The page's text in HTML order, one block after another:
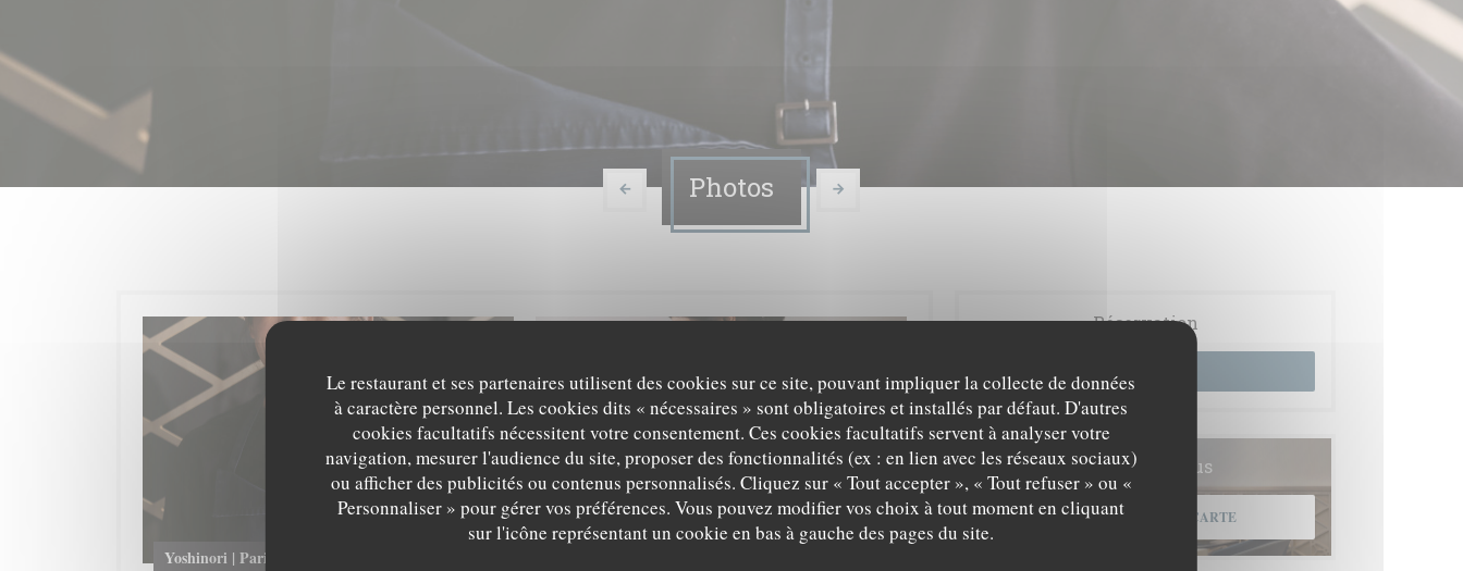
Le restaurant et ses partenaires utilisent des cookies sur ce site, pouvant impliquer la collecte de données
à caractère personnel. Les cookies dits « nécessaires » sont obligatoires et installés par défaut. D'autres
cookies facultatifs nécessitent votre consentement. Ces cookies facultatifs servent à analyser votre
navigation, mesurer l'audience du site, proposer des fonctionnalités (ex : en lien avec les réseaux sociaux)
ou afficher des publicités ou contenus personnalisés. Cliquez sur « Tout accepter », « Tout refuser » ou «
Personnaliser » pour gérer vos préférences. Vous pouvez modifier vos choix à tout moment en cliquant
sur l'icône représentant un cookie en bas à gauche des pages du site.
Photos
Yoshinori | Paris
Réservation
Cartes & Menus
DÉCOUVRIR NOTRE CARTE